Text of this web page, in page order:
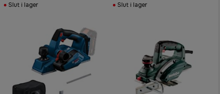
Slut i lager Slut i lager